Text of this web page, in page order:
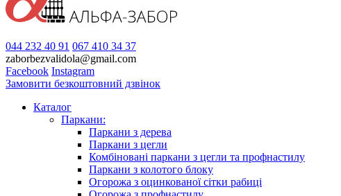
044 232 40 91 067 410 34 37
zaborbezvalidola@gmail.com
Facebook Instagram
Замовити безкоштовний дзвінок
Каталог
Паркани:
Паркани з дерева
Паркани з цегли
Комбіновані паркани з цегли та профнастилу
Паркани з колотого блоку
Огорожа з оцинкованої сітки рабиці